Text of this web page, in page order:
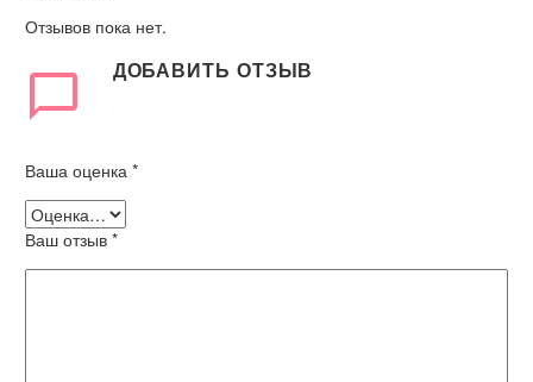
Отзывов пока нет.
ДОБАВИТЬ ОТЗЫВ
Ваша оценка *
Ваш отзыв *